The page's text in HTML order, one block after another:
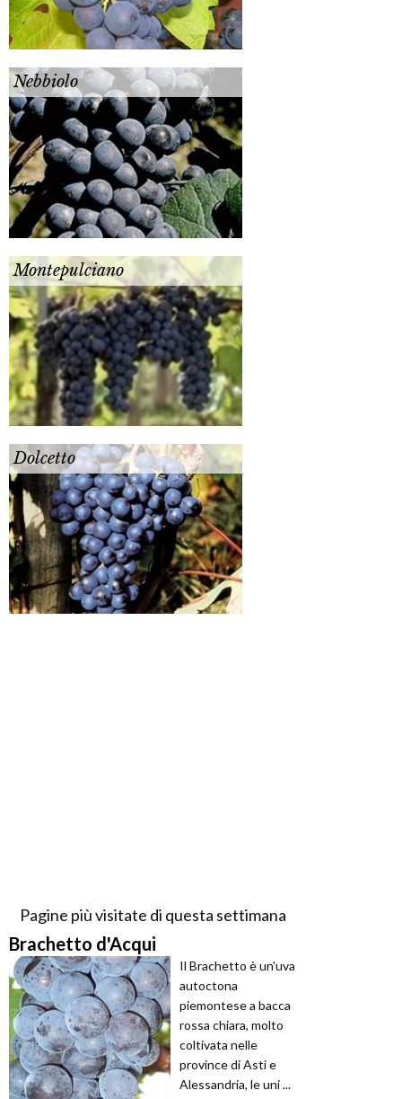
Nebbiolo
Montepulciano
Dolcetto
Pagine più visitate di questa settimana
Brachetto d'Acqui
Il Brachetto è un'uva
autoctona
piemontese a bacca
rossa chiara, molto
coltivata nelle
province di Asti e
Alessandria, le uni ...